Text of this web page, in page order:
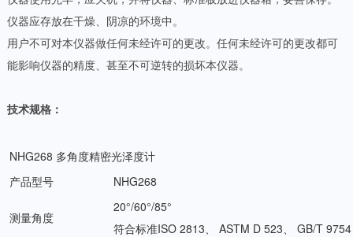
仪器应存放在干燥、阴凉的环境中。
用户不可对本仪器做任何未经许可的更改。任何未经许可的更改都可
能影响仪器的精度、甚至不可逆转的损坏本仪器。
技术规格：
NHG268 多角度精密光泽度计
产品型号
NHG268
测量角度
20°/60°/85°
符合标准ISO 2813、 ASTM D 523、 GB/T 9754